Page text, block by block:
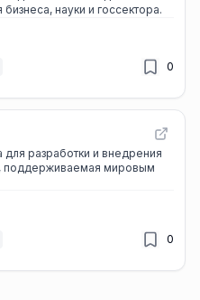
науки и госсектора.
0
разработки и внедрения
поддерживаемая мировым
0